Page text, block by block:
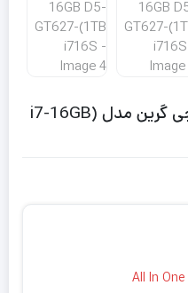
کامپیوتر همه کاره 27 اینچی گرین مدل (i7-16GB